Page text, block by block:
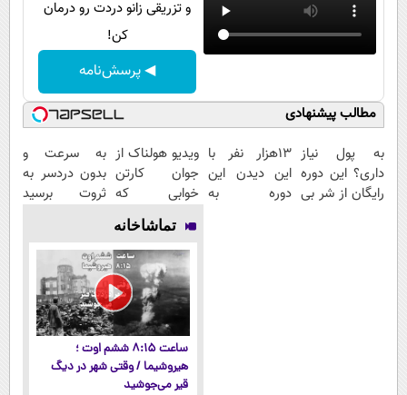
و تزریقی زانو دردت رو درمان
کن!
◀ پرسش‌نامه
مطالب پیشنهادی
به پول نیاز
داری؟ این دوره
رایگان از شر بی
13هزار نفر با
این دیدن این
دوره به
ویدیو هولناک از
جوان کارتن
خوابی که
میلیاردر شد.
آموزش رایگان
به سرعت و
بدون دردسر به
ثروت برسید
پولسازی)
تماشاخانه
ساعت ۸:۱۵ ششم اوت ؛
هیروشیما / وقتی شهر در دیگ
قیر می‌جوشید